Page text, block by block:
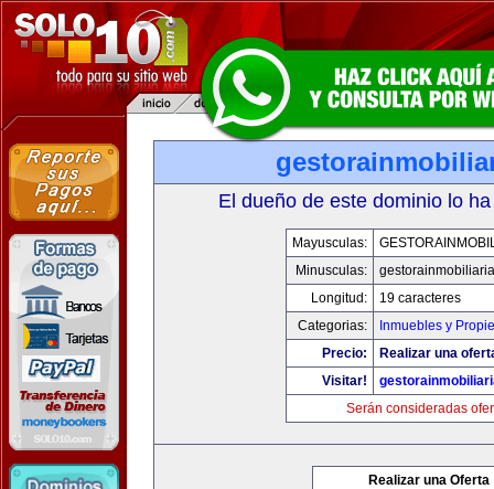
El dueño de este dominio lo
Mayusculas:
Minusculas:
Longitud:
19 caracteres
Categorias:
Inmuebles y
Precio:
Realizar una
Visitar!
Serán consideradas
Realizar una Oferta